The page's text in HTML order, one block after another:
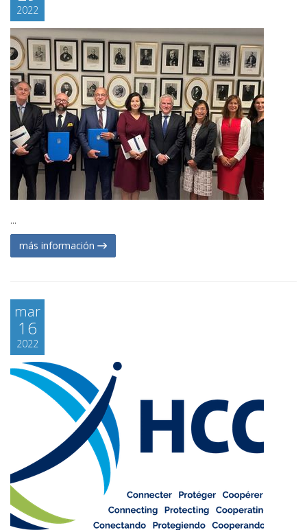
2022
...
más información
mar
16
2022